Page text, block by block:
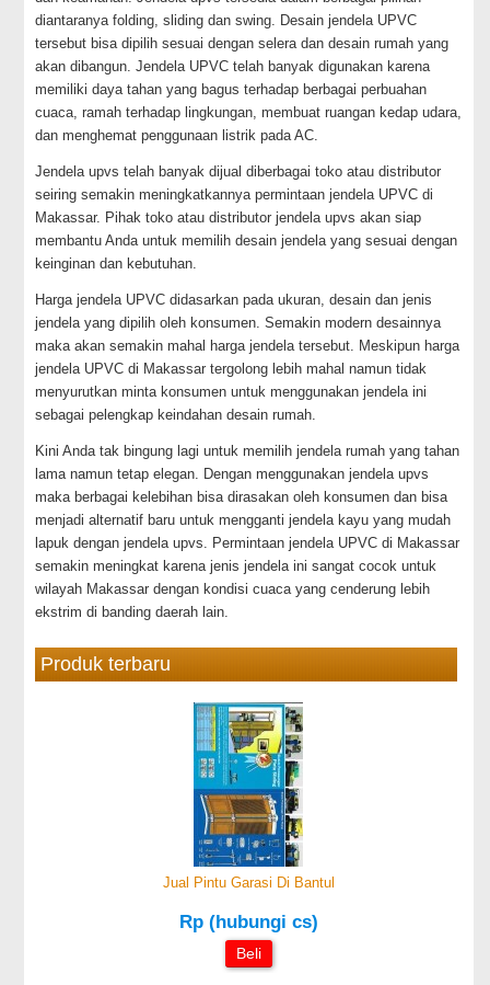
diantaranya folding, sliding dan swing. Desain jendela UPVC
tersebut bisa dipilih sesuai dengan selera dan desain rumah yang
akan dibangun. Jendela UPVC telah banyak digunakan karena
memiliki daya tahan yang bagus terhadap berbagai perbuahan
cuaca, ramah terhadap lingkungan, membuat ruangan kedap udara,
dan menghemat penggunaan listrik pada AC.
Jendela upvs telah banyak dijual diberbagai toko atau distributor
seiring semakin meningkatkannya permintaan jendela UPVC di
Makassar. Pihak toko atau distributor jendela upvs akan siap
membantu Anda untuk memilih desain jendela yang sesuai dengan
keinginan dan kebutuhan.
Harga jendela UPVC didasarkan pada ukuran, desain dan jenis
jendela yang dipilih oleh konsumen. Semakin modern desainnya
maka akan semakin mahal harga jendela tersebut. Meskipun harga
jendela UPVC di Makassar tergolong lebih mahal namun tidak
menyurutkan minta konsumen untuk menggunakan jendela ini
sebagai pelengkap keindahan desain rumah.
Kini Anda tak bingung lagi untuk memilih jendela rumah yang tahan
lama namun tetap elegan. Dengan menggunakan jendela upvs
maka berbagai kelebihan bisa dirasakan oleh konsumen dan bisa
menjadi alternatif baru untuk mengganti jendela kayu yang mudah
lapuk dengan jendela upvs. Permintaan jendela UPVC di Makassar
semakin meningkat karena jenis jendela ini sangat cocok untuk
wilayah Makassar dengan kondisi cuaca yang cenderung lebih
ekstrim di banding daerah lain.
Produk terbaru
Jual Pintu Garasi Di Bantul
Rp (hubungi cs)
Beli